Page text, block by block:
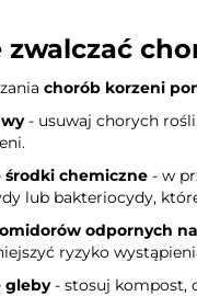
chorób korzeni
- usuwaj chorych
chemiczne - w
lub bakteriocydy,
odpornych
ryzyko
gleby- stosuj kompost,